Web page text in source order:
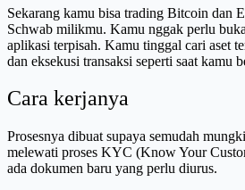
Sekarang kamu bisa trading Bitcoin dan
Schwab milikmu. Kamu nggak perlu
aplikasi terpisah. Kamu tinggal cari aset
dan eksekusi transaksi seperti saat kamu
Cara kerjanya
Prosesnya dibuat supaya semudah
melewati proses KYC (Know Your
ada dokumen baru yang perlu diurus.